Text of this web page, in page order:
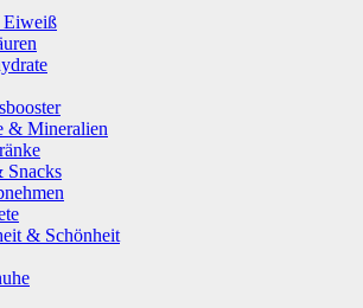
Eiweiß
& Mineralien
Snacks
& Schönheit